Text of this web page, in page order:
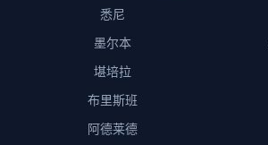
悉尼
墨尔本
堪培拉
布里斯班
阿德莱德